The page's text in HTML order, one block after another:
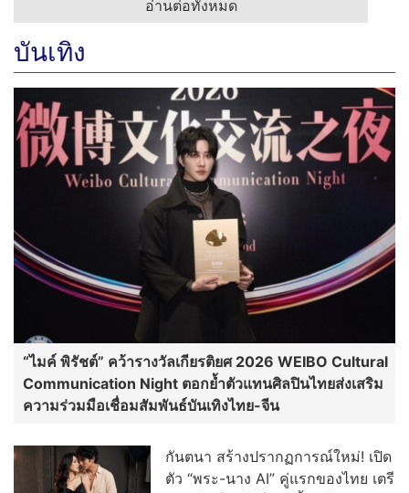
“ไมค์ พิรัชต์” คว้ารางวัลเกียรติยศ 2026 WEIBO Cultural
Communication Night ตอกย้ำตัวแทนศิลปินไทยส่งเสริม
ความร่วมมือเชื่อมสัมพันธ์บันเทิงไทย-จีน
กันตนา สร้างปรากฏการณ์ใหม่! เปิด
ตัว “พระ-นาง AI” คู่แรกของไทย เตรี
ยมเดบิวต์ลงซีรีย์แนวตั้ง พร้อมเขย่า
"เต้ย พงศกร - ต้น ธนษิต" เช็กอิน
เมืองเก่า ชมภาพจิตรกรรมฝาผนัง
ดินฯ"